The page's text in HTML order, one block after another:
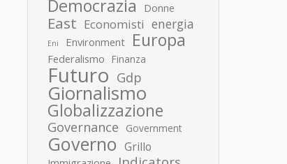
Democrazia Donne
East Economisti energia
Eni Environment Europa
Federalismo Finanza
Futuro Gdp
Giornalismo
Globalizzazione
Governance Government
Governo Grillo